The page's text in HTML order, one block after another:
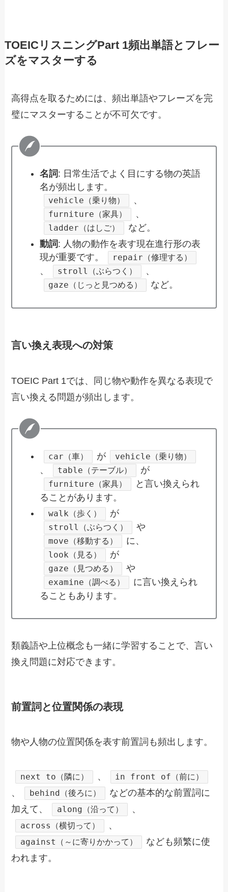
TOEICリスニングPart 1頻出単語とフレー
ズをマスターする
高得点を取るためには、頻出単語やフレーズを完
璧にマスターすることが不可欠です。
名詞 : 日常生活でよく目にする物の英語
名が頻出します。
vehicle（乗り物） 、
furniture（家具） 、
ladder（はしご）
など。
動詞: 人物の動作を表す現在進行形の表
現が重要です。
repair（修理する）
、 stroll（ぶらつく） 、
gaze（じっと見つめる） など。
言い換え表現への対策
TOEIC Part 1では、同じ物や動作を異なる表現で
言い換える問題が頻出します。
car（車） が vehicle（乗り物）
、 table（テーブル） が
furniture（家具）
と言い換えられ
ることがあります。
walk（歩く） が
stroll（ぶらつく） や
move（移動する） に、
look（見る） が
gaze（見つめる） や
examine（調べる）
に言い換えられ
ることもあります。
類義語や上位概念も一緒に学習することで、言い
換え問題に対応できます。
前置詞と位置関係の表現
物や人物の位置関係を表す前置詞も頻出します。
next to（隣に） 、 in front of（前に）
、 behind（後ろに）
などの基本的な前置詞に
加えて、
along（沿って） 、
across（横切って） 、
against（～に寄りかかって）
なども頻繁に使
われます。